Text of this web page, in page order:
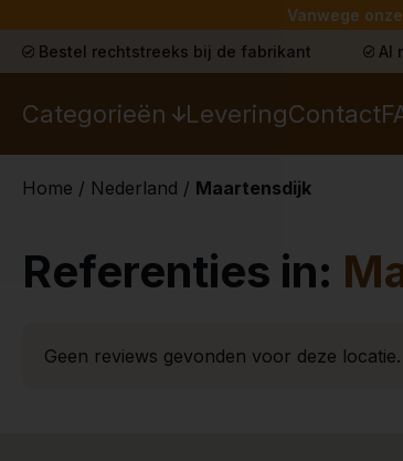
Vanwege
Bestel rechtstreeks bij de fabrikant Al
Categorieën LeveringContact
Home / Nederland / Maartensdijk
Referenties in:
Geen reviews gevonden voor deze locatie.